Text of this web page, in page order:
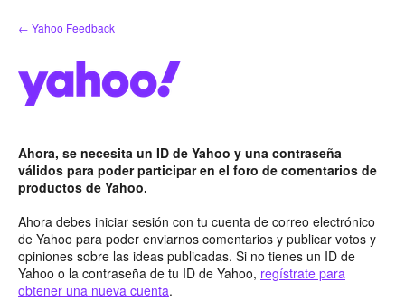
saltar
al
← Yahoo Feedback
Ahora, se necesita un ID de Yahoo y una contraseña
válidos para poder participar en el foro de comentarios de
productos de Yahoo.
Ahora debes iniciar sesión con tu cuenta de correo electrónico
de Yahoo para poder enviarnos comentarios y publicar votos y
opiniones sobre las ideas publicadas. Si no tienes un ID de
Yahoo o la contraseña de tu ID de Yahoo, regístrate para
obtener una nueva cuenta.